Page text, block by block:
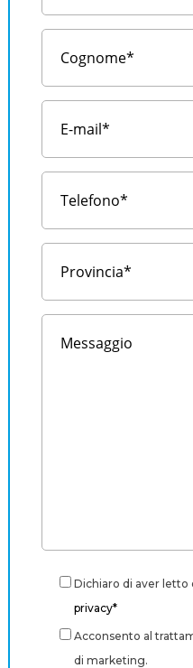
Dichiaro di aver letto
privacy*
Acconsento al
di marketing.